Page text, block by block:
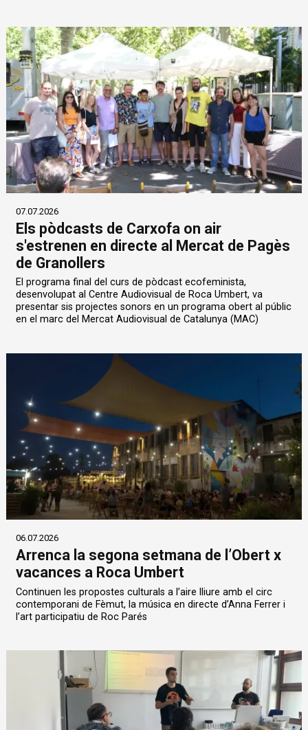
07.07.2026
Els pòdcasts de Carxofa on air
s'estrenen en directe al Mercat de Pagès
de Granollers
El programa final del curs de pòdcast ecofeminista,
desenvolupat al Centre Audiovisual de Roca Umbert, va
presentar sis projectes sonors en un programa obert al públic
en el marc del Mercat Audiovisual de Catalunya (MAC)
06.07.2026
Arrenca la segona setmana de l’Obert x
vacances a Roca Umbert
Continuen les propostes culturals a l’aire lliure amb el circ
contemporani de Fèmut, la música en directe d’Anna Ferrer i
l’art participatiu de Roc Parés